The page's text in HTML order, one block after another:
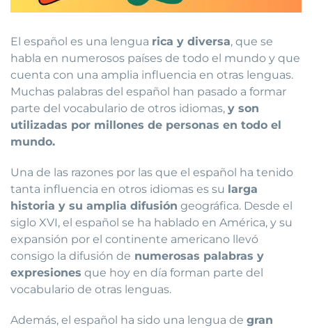
El español es una lengua rica y diversa, que se
habla en numerosos países de todo el mundo y que
cuenta con una amplia influencia en otras lenguas.
Muchas palabras del español han pasado a formar
parte del vocabulario de otros idiomas, y son
utilizadas por millones de personas en todo el
mundo.
Una de las razones por las que el español ha tenido
tanta influencia en otros idiomas es su larga
historia y su amplia difusión geográfica. Desde el
siglo XVI, el español se ha hablado en América, y su
expansión por el continente americano llevó
consigo la difusión de numerosas palabras y
expresiones que hoy en día forman parte del
vocabulario de otras lenguas.
Además, el español ha sido una lengua de gran